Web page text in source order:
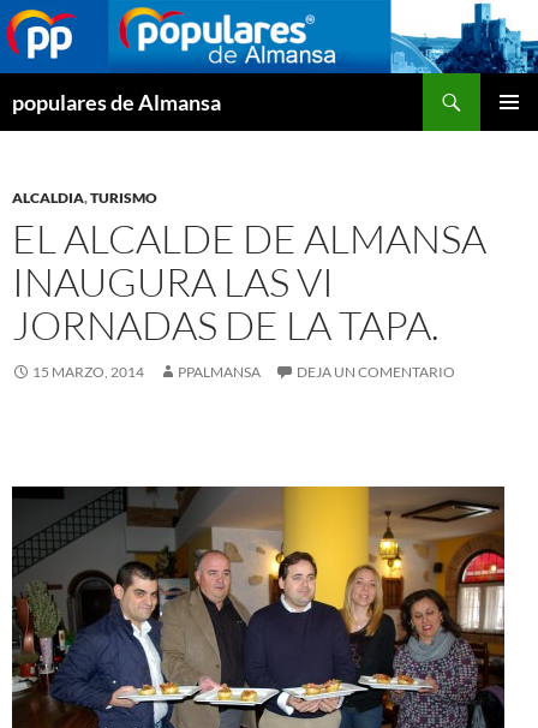
populares de Almansa
ALCALDIA,TURISMO
EL ALCALDE DE ALMANSA
INAUGURA LAS VI
JORNADAS DE LA TAPA.
15 MARZO, 2014 PPALMANSA DEJA UN COMENTARIO